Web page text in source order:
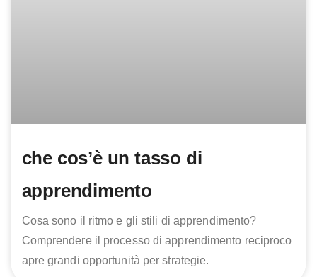
che cos’è un tasso di
apprendimento
Cosa sono il ritmo e gli stili di apprendimento?
Comprendere il processo di apprendimento reciproco
apre grandi opportunità per strategie.